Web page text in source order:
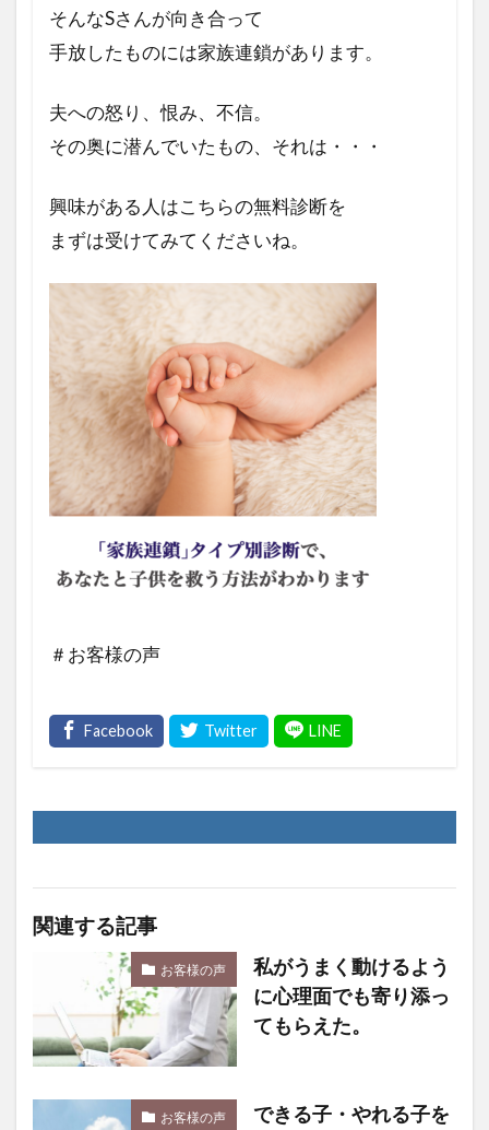
そんなSさんが向き合って
手放したものには家族連鎖があります。
夫への怒り、恨み、不信。
その奥に潜んでいたもの、それは・・・
興味がある人はこちらの無料診断を
まずは受けてみてくださいね。
＃お客様の声
関連する記事
お客様の声
私がうまく動けるよう
に心理面でも寄り添っ
てもらえた。
お客様の声
できる子・やれる子を